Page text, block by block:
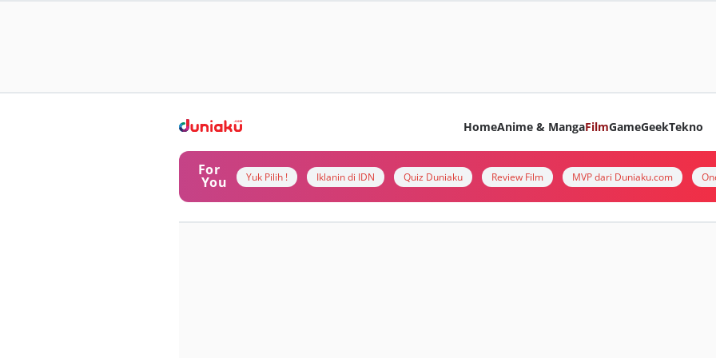
HomeAnime & MangaFilmGameGeekTekno
For
You Yuk Pilih ! Iklanin di IDN Quiz Duniaku Review Film MVP dari Duniaku.com